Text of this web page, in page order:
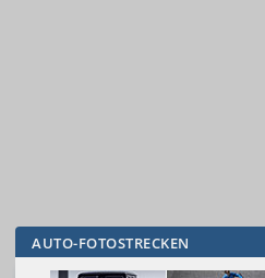
AUTO-FOTOSTRECKEN